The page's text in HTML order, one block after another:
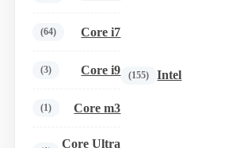
Intel
(155)
Core i7
(64)
Core i9
(3)
Core m3
(1)
Core Ultra